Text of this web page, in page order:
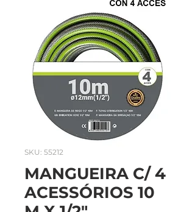
SKU: 55212
MANGUEIRA C/ 4
ACESSÓRIOS 10